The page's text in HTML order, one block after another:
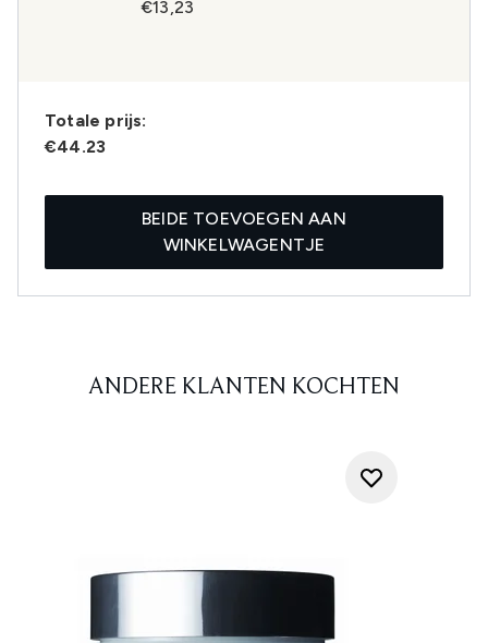
€13,23
Totale prijs:
€44.23
BEIDE TOEVOEGEN AAN
WINKELWAGENTJE
ANDERE KLANTEN KOCHTEN